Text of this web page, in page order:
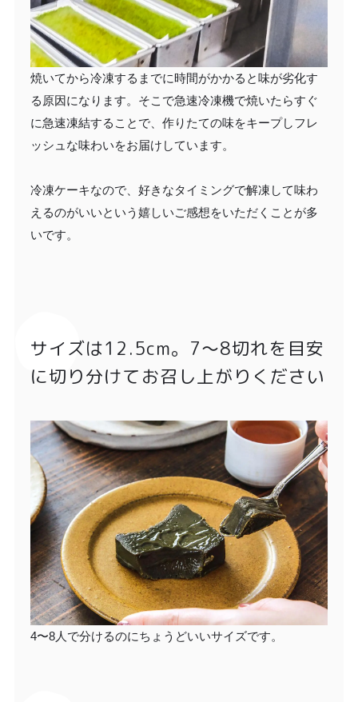
焼いてから冷凍するまでに時間がかかると味が劣化す
る原因になります。そこで急速冷凍機で焼いたらすぐ
に急速凍結することで、作りたての味をキープしフレ
ッシュな味わいをお届けしています。
冷凍ケーキなので、好きなタイミングで解凍して味わ
えるのがいいという嬉しいご感想をいただくことが多
いです。
サイズは12.5cm。7〜8切れを目安
に切り分けてお召し上がりください
4〜8人で分けるのにちょうどいいサイズです。